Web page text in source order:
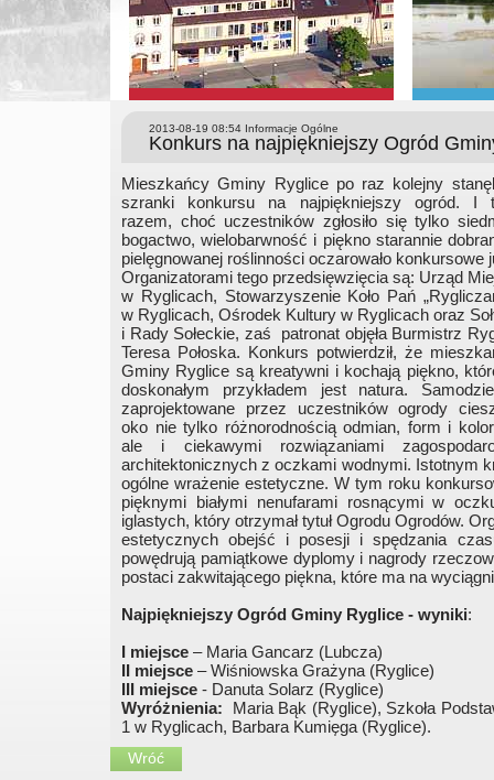
2013-08-19 08:54 Informacje Ogólne
Konkurs na najpiękniejszy Ogród
Mieszkańcy Gminy Ryglice po raz kolejny
szranki konkursu na najpiękniejszy ogród. I
razem, choć uczestników zgłosiło się tylko
bogactwo, wielobarwność i piękno starannie
pielęgnowanej roślinności oczarowało konkursowe
Organizatorami tego przedsięwzięcia są: Urząd
w Ryglicach, Stowarzyszenie Koło Pań
w Ryglicach, Ośrodek Kultury w Ryglicach oraz
i Rady Sołeckie, zaś patronat objęła Burmistrz
Teresa Połoska. Konkurs potwierdził, że
Gminy Ryglice są kreatywni i kochają piękno,
doskonałym przykładem jest natura.
zaprojektowane przez uczestników ogrody
oko nie tylko różnorodnością odmian, form i
ale i ciekawymi rozwiązaniami
architektonicznych z oczkami wodnymi. Istotnym
ogólne wrażenie estetyczne. W tym roku
pięknymi białymi nenufarami rosnącymi w
iglastych, który otrzymał tytuł Ogrodu Ogrodów.
estetycznych obejść i posesji i spędzania
powędrują pamiątkowe dyplomy i nagrody
postaci zakwitającego piękna, które ma na
Najpiękniejszy Ogród Gminy Ryglice - wyniki:
I miejsce – Maria Gancarz (Lubcza)
II miejsce – Wiśniowska Grażyna (Ryglice)
III miejsce - Danuta Solarz (Ryglice)
Wyróżnienia: Maria Bąk (Ryglice), Szkoła
1 w Ryglicach, Barbara Kumięga (Ryglice).
Wróć